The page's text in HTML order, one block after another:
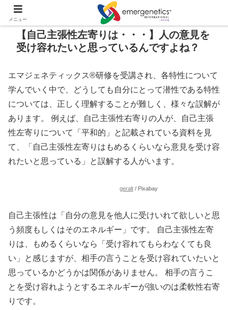
【自己主張性左寄りは・・・】人の意見を
受け容れたいと思っているんですよね？
エマジェネティックス®研修を受講され、各特性について
学んでいく中で、どうしても自分にとって潜性である特性
については、正しく理解することが難しく、様々な誤解が
あります。 例えば、自己主張性右寄りの人が、自己主張
性左寄りについて「平和的」と記載されている資料を見
て、「自己主張性左寄りはもめるくらいなら意見を受け容
れたいと思っている」と誤解する人がいます。
geralt/ Pixabay
自己主張性は「自分の意見を他人に受けいれて欲しいと思
う頻度もしくはそのエネルギー」です。 自己主張性左寄
りは、もめるくらいなら「受け容れてもらわなくても良
い」と感じますが、相手の言うことを受け容れていたいと
思っているかどうかは関係がありません。 相手の言うこ
とを受け容れようとするエネルギーが強いのは柔軟性右寄
りです。
メニュー